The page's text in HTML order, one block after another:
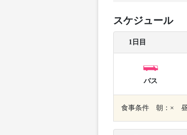
スケジュール
1日目
バス
食事条件 朝：×